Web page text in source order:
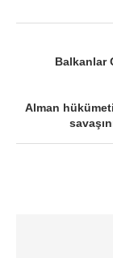
Balkanlar
Alman